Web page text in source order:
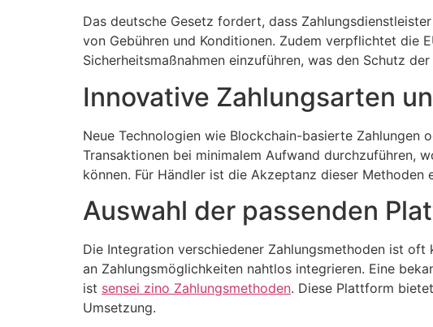
Das deutsche Gesetz fordert, dass
von Gebühren und Konditionen. Zudem verpflichtet die
Sicherheitsmaßnahmen einzuführen, was den Schutz
Innovative Zahlungsarten
Neue Technologien wie Blockchain-basierte Zahlungen
Transaktionen bei minimalem Aufwand durchzuführen,
können. Für Händler ist die Akzeptanz dieser
Auswahl der passenden
Die Integration verschiedener Zahlungsmethoden ist
an Zahlungsmöglichkeiten nahtlos integrieren. Eine
ist sensei zino Zahlungsmethoden. Diese Plattform
Umsetzung.